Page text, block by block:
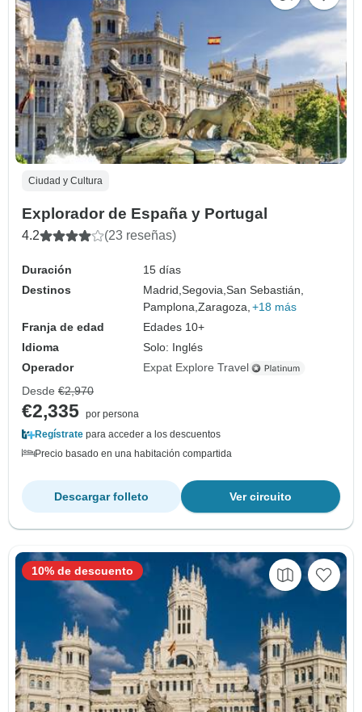
Ciudad y Cultura
Explorador de España y Portugal
4.2 (23 reseñas)
Duración
15 días
Destinos
Madrid,Segovia,San Sebastián,
Pamplona,Zaragoza, +18 más
Franja de edad
Edades 10+
Idioma
Solo: Inglés
Operador
Expat Explore Travel
Desde €2,970
€2,335 por persona
Regístrate para acceder a los descuentos
Precio basado en una habitación compartida
Ver circuito
Descargar folleto
10% de descuento